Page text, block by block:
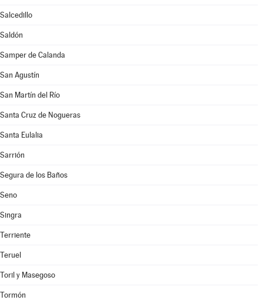
Salcedillo
Saldón
Samper de Calanda
San Agustín
San Martín del Río
Santa Cruz de Nogueras
Santa Eulalia
Sarrión
Segura de los Baños
Seno
Singra
Terriente
Teruel
Toril y Masegoso
Tormón